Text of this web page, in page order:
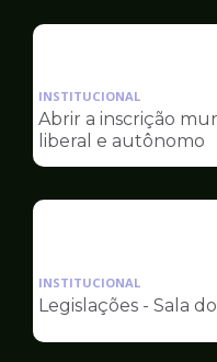
INSTITUCIONAL
Abrir a inscrição
liberal e autônomo
INSTITUCIONAL
Legislações - Sala